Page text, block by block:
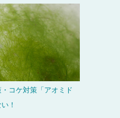
コケ対策「アオミド
！